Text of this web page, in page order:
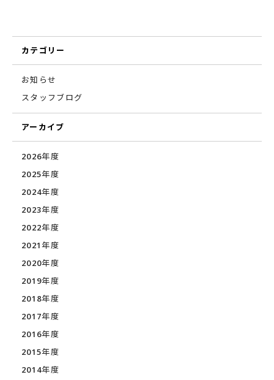
カテゴリー
お知らせ
スタッフブログ
アーカイブ
2026年度
2025年度
2024年度
2023年度
2022年度
2021年度
2020年度
2019年度
2018年度
2017年度
2016年度
2015年度
2014年度